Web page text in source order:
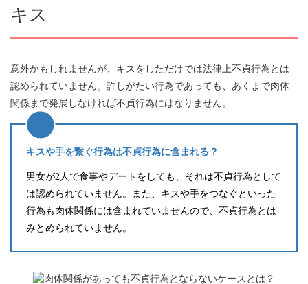
キス
意外かもしれませんが、キスをしただけでは法律上不貞行為とは
認められていません。許しがたい行為であっても、あくまで肉体
関係まで発展しなければ不貞行為にはなりません。
キスや手を繋ぐ行為は不貞行為に含まれる？
男女が2人で食事やデートをしても、それは不貞行為として
は認められていません。また、キスや手をつなぐといった
行為も肉体関係には含まれていませんので、不貞行為とは
みとめられていません。